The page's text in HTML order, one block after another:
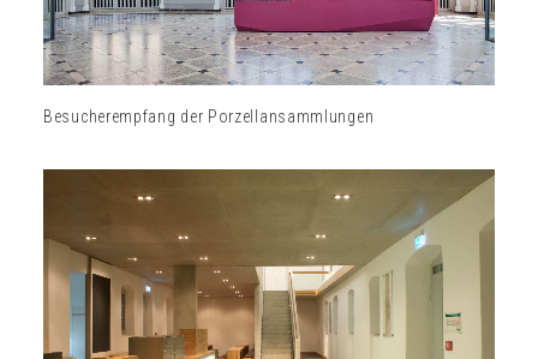
Besucherempfang der Porzellansammlungen